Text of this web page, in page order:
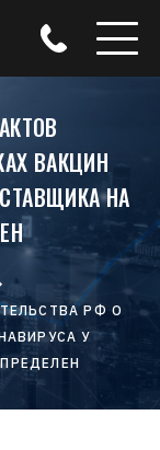
ВАКЦИН
НА
РФ О
У